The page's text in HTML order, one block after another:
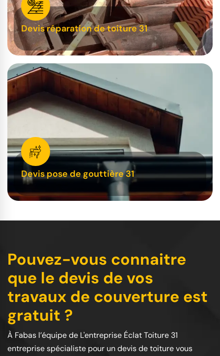
Devis réparation de toiture 31
Devis pose de gouttière 31
Pouvez-vous connaitre
que le devis de vos
travaux de couverture est
gratuit ?
À Fabas l’équipe de L'entreprise Éclat Toiture 31
entreprise spécialiste pour un devis de toiture vous